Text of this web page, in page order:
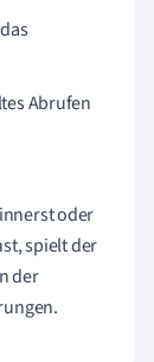
Abrufen
oder
spielt der
der